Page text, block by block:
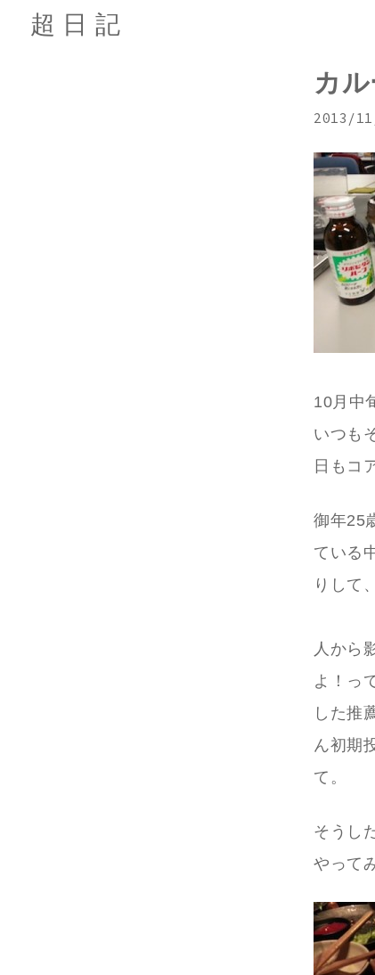
超日記
カ
2013/
10月中
いつも
日もコ
御年25
ている
りして
人から
よ！っ
した推
ん初期
て。
そうし
やって